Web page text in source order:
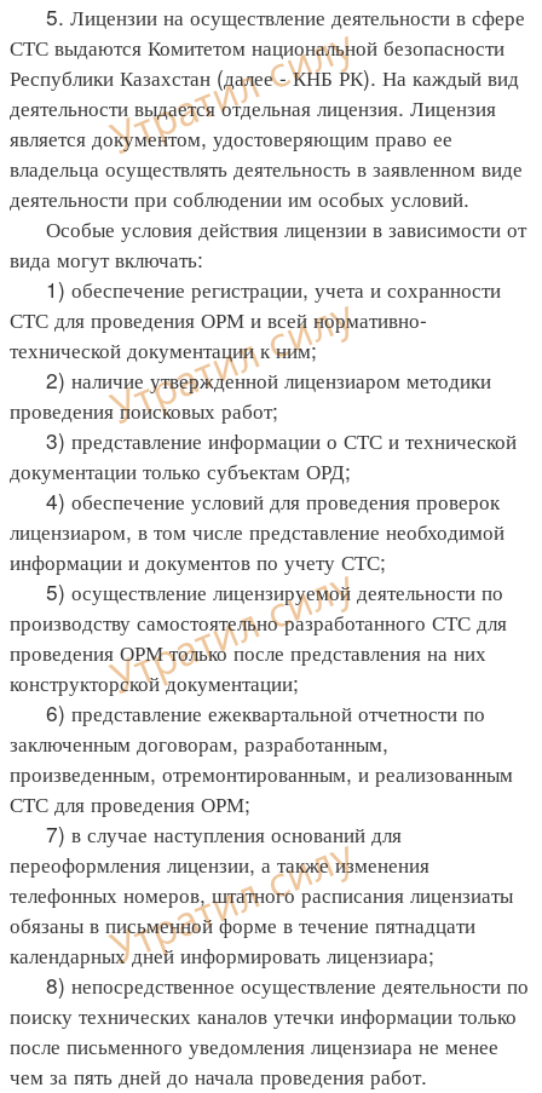
5. Лицензии на осуществление деятельности в сфере
СТС выдаются Комитетом национальной безопасности
Республики Казахстан (далее - КНБ РК). На каждый вид
деятельности выдается отдельная лицензия. Лицензия
является документом, удостоверяющим право ее
владельца осуществлять деятельность в заявленном виде
деятельности при соблюдении им особых условий.
Особые условия действия лицензии в зависимости от
вида могут включать:
1) обеспечение регистрации, учета и сохранности
СТС для проведения ОРМ и всей нормативно-
технической документации к ним;
2) наличие утвержденной лицензиаром методики
проведения поисковых работ;
3) представление информации о СТС и технической
документации только субъектам ОРД;
4) обеспечение условий для проведения проверок
лицензиаром, в том числе представление необходимой
информации и документов по учету СТС;
5) осуществление лицензируемой деятельности по
производству самостоятельно разработанного СТС для
проведения ОРМ только после представления на них
конструкторской документации;
6) представление ежеквартальной отчетности по
заключенным договорам, разработанным,
произведенным, отремонтированным, и реализованным
СТС для проведения ОРМ;
7) в случае наступления оснований для
переоформления лицензии, а также изменения
телефонных номеров, штатного расписания лицензиаты
обязаны в письменной форме в течение пятнадцати
календарных дней информировать лицензиара;
8) непосредственное осуществление деятельности по
поиску технических каналов утечки информации только
после письменного уведомления лицензиара не менее
чем за пять дней до начала проведения работ.